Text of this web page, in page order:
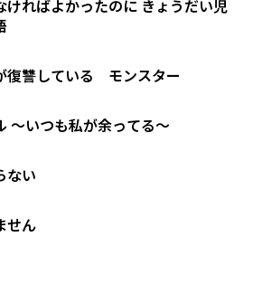
ければよかったのに きょうだい児
復讐している モンスター
～いつも私が余ってる～
ない
せん